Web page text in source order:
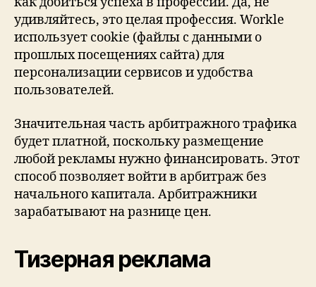
удивляйтесь, это целая профессия. Workle
использует cookie (файлы с данными о
прошлых посещениях сайта) для
персонализации сервисов и удобства
пользователей.
Значительная часть арбитражного трафика
будет платной, поскольку размещение
любой рекламы нужно финансировать. Этот
способ позволяет войти в арбитраж без
начального капитала. Арбитражники
зарабатывают на разнице цен.
Тизерная реклама